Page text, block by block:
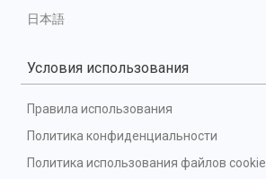
日本語
Условия использования
Правила использования
Политика конфиденциальности
Политика использования файлов cookie